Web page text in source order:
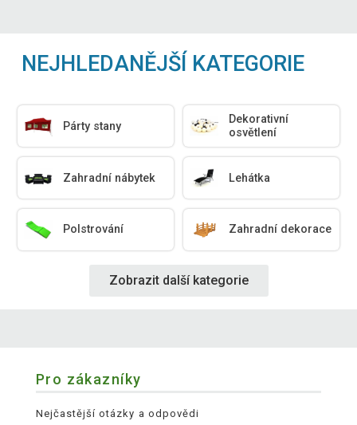
NEJHLEDANĚJŠÍ KATEGORIE
Párty stany
Dekorativní
osvětlení
Zahradní nábytek Lehátka
Polstrování Zahradní dekorace
Zobrazit další kategorie
Pro zákazníky
Nejčastější otázky a odpovědi